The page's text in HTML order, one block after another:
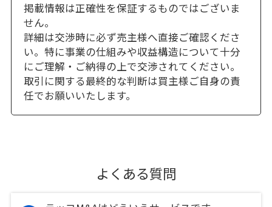
掲載情報は正確性を保証するものではございま
せん。
詳細は交渉時に必ず売主様へ直接ご確認くださ
い。特に事業の仕組みや収益構造について十分
にご理解・ご納得の上で交渉されてください。
取引に関する最終的な判断は買主様ご自身の責
任でお願いいたします。
よくある質問